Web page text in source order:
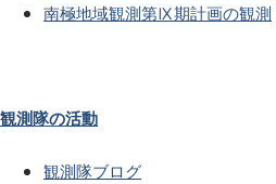
南極地域観測第Ⅸ期計画の観測
観測隊の活動
観測隊ブログ